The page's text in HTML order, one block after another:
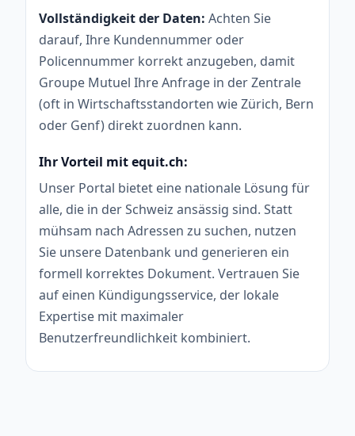
Vollständigkeit der Daten: Achten Sie
darauf, Ihre Kundennummer oder
Policennummer korrekt anzugeben, damit
Groupe Mutuel Ihre Anfrage in der Zentrale
(oft in Wirtschaftsstandorten wie Zürich, Bern
oder Genf) direkt zuordnen kann.
Ihr Vorteil mit equit.ch:
Unser Portal bietet eine nationale Lösung für
alle, die in der Schweiz ansässig sind. Statt
mühsam nach Adressen zu suchen, nutzen
Sie unsere Datenbank und generieren ein
formell korrektes Dokument. Vertrauen Sie
auf einen Kündigungsservice, der lokale
Expertise mit maximaler
Benutzerfreundlichkeit kombiniert.